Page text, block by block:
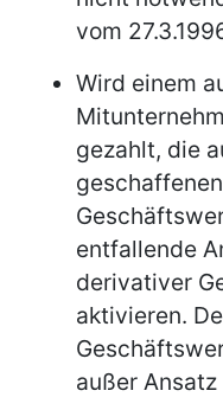
vom
Wird einem
gezahlt, die
entfallende
derivativer
aktivieren.
außer